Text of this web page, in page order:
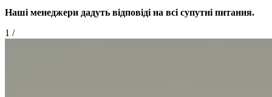
Наші менеджери дадуть відповіді на всі супутні питання.
1 /